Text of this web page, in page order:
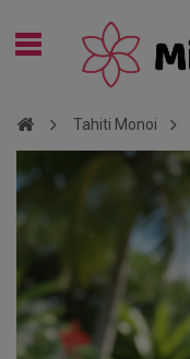
Tahiti Monoi